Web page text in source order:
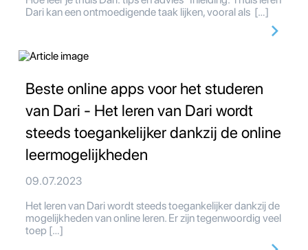
Dari kan een ontmoedigende taak lijken, vooral als […]
Beste online apps voor het studeren
van Dari - Het leren van Dari wordt
steeds toegankelijker dankzij de online
leermogelijkheden
09.07.2023
Het leren van Dari wordt steeds toegankelijker dankzij de
mogelijkheden van online leren. Er zijn tegenwoordig veel
toep […]